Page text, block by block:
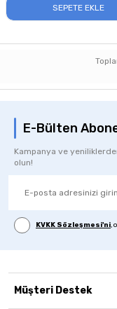
SEPETE EKLE
E-Bülten
Kampanya ve
olun!
KVKK Sözleşmesi'ni,
Müşteri Destek